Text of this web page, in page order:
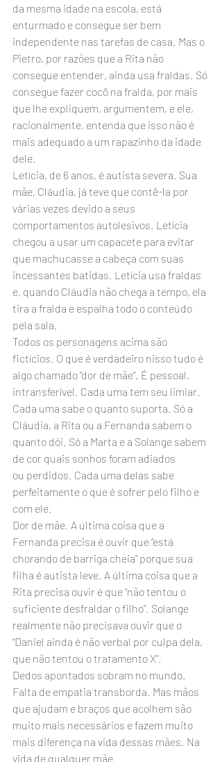
da mesma idade na escola, está
enturmado e consegue ser bem
independente nas tarefas de casa. Mas o
Pietro, por razões que a Rita não
consegue entender, ainda usa fraldas. Só
consegue fazer cocô na fralda, por mais
que lhe expliquem, argumentem, e ele,
racionalmente, entenda que isso não é
mais adequado a um rapazinho da idade
dele.
Letícia, de 6 anos, é autista severa. Sua
mãe, Cláudia, já teve que contê-la por
várias vezes devido a seus
comportamentos autolesivos. Letícia
chegou a usar um capacete para evitar
que machucasse a cabeça com suas
incessantes batidas. Letícia usa fraldas
e, quando Cláudia não chega a tempo, ela
tira a fralda e espalha todo o conteúdo
pela sala.
Todos os personagens acima são
fictícios. O que é verdadeiro nisso tudo é
algo chamado “dor de mãe”. É pessoal,
intransferível. Cada uma tem seu limiar.
Cada uma sabe o quanto suporta. Só a
Cláudia, a Rita ou a Fernanda sabem o
quanto dói. Só a Marta e a Solange sabem
de cor quais sonhos foram adiados
ou perdidos. Cada uma delas sabe
perfeitamente o que é sofrer pelo filho e
com ele.
Dor de mãe. A última coisa que a
Fernanda precisa é ouvir que “está
chorando de barriga cheia” porque sua
filha é autista leve. A última coisa que a
Rita precisa ouvir é que “não tentou o
suficiente desfraldar o filho”. Solange
realmente não precisava ouvir que o
“Daniel ainda é não verbal por culpa dela,
que não tentou o tratamento X”.
Dedos apontados sobram no mundo.
Falta de empatia transborda. Mas mãos
que ajudam e braços que acolhem são
muito mais necessários e fazem muito
mais diferença na vida dessas mães. Na
vida de qualquer mãe.